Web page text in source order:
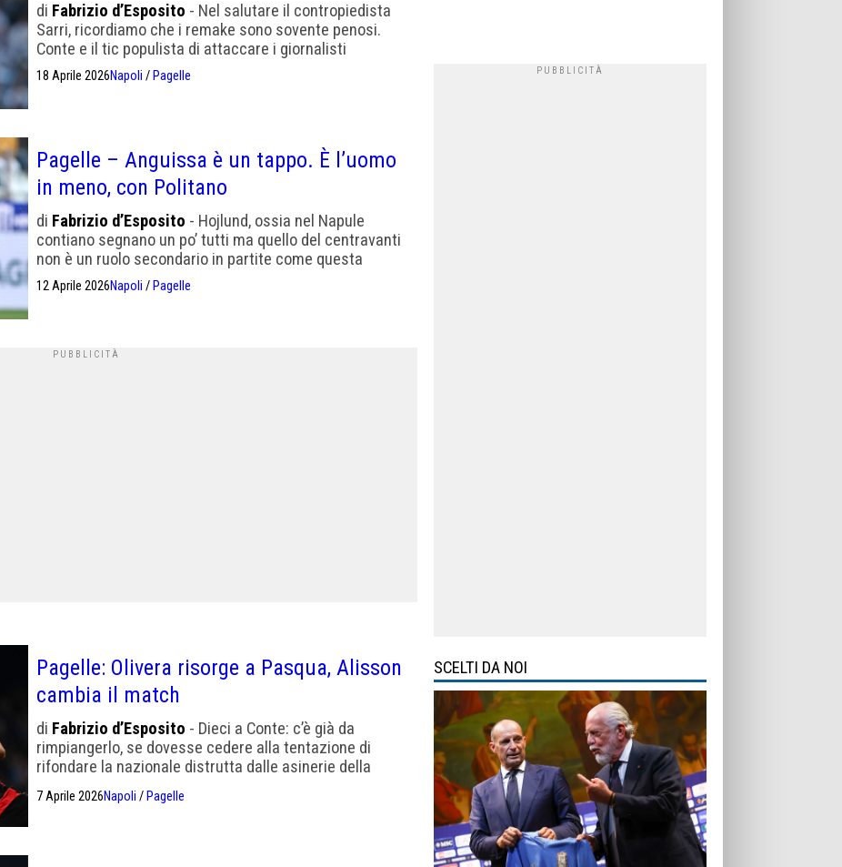
di Fabrizio d’Esposito - Nel salutare il contropiedista
Sarri, ricordiamo che i remake sono sovente penosi.
Conte e il tic populista di attaccare i giornalisti
18 Aprile 2026Napoli / Pagelle
Pagelle – Anguissa è un tappo. È l’uomo
in meno, con Politano
di Fabrizio d’Esposito - Hojlund, ossia nel Napule
contiano segnano un po’ tutti ma quello del centravanti
non è un ruolo secondario in partite come questa
12 Aprile 2026Napoli / Pagelle
Pagelle: Olivera risorge a Pasqua, Alisson
cambia il match
di Fabrizio d’Esposito - Dieci a Conte: c’è già da
rimpiangerlo, se dovesse cedere alla tentazione di
rifondare la nazionale distrutta dalle asinerie della
7 Aprile 2026Napoli / Pagelle
SCELTI DA NOI